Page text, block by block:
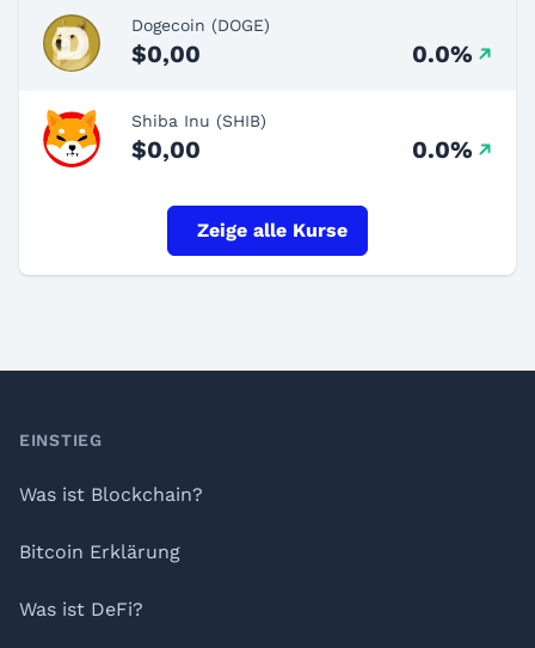
Dogecoin (DOGE)
$0,00 0.0%
Shiba Inu (SHIB)
$0,00 0.0%
Zeige alle Kurse
Footer
EINSTIEG
Was ist Blockchain?
Bitcoin Erklärung
Was ist DeFi?